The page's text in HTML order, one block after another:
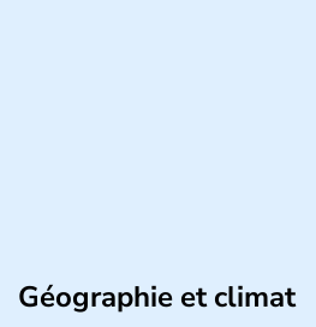
Géographie et climat